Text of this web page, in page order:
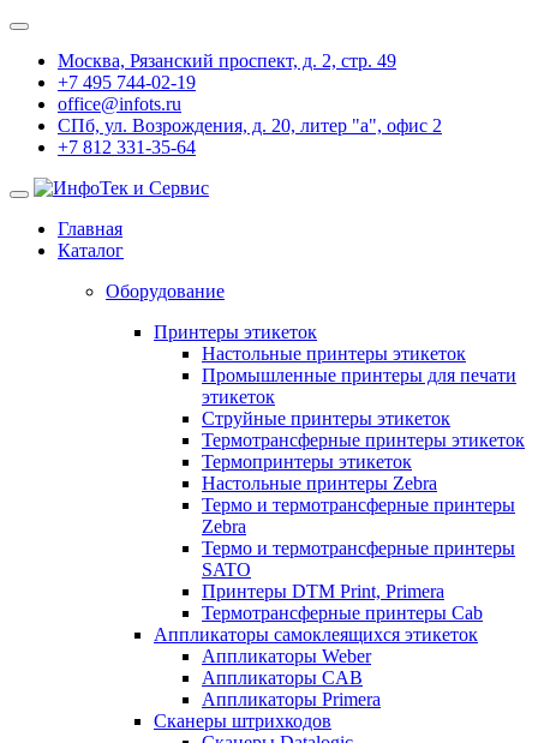
Москва, Рязанский проспект, д. 2, стр. 49
+7 495 744-02-19
office@infots.ru
СПб, ул. Возрождения, д. 20, литер "a", офис 2
+7 812 331-35-64
Главная
Каталог
Оборудование
Принтеры этикеток
Настольные принтеры этикеток
Промышленные принтеры для печати
этикеток
Струйные принтеры этикеток
Термотрансферные принтеры этикеток
Термопринтеры этикеток
Настольные принтеры Zebra
Термо и термотрансферные принтеры
Zebra
Термо и термотрансферные принтеры
SATO
Принтеры DTM Print, Primera
Термотрансферные принтеры Cab
Аппликаторы самоклеящихся этикеток
Аппликаторы Weber
Аппликаторы CAB
Аппликаторы Primera
Сканеры штрихкодов